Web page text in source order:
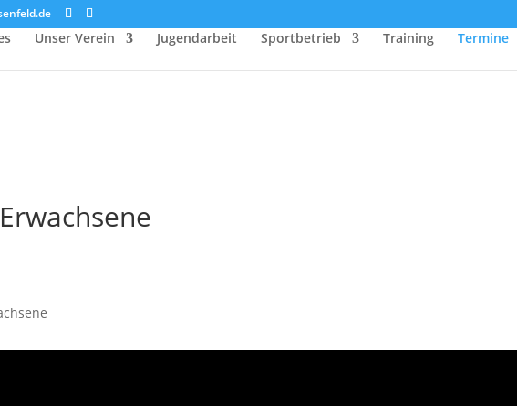
Unser Verein Jugendarbeit Sportbetrieb Training Termine